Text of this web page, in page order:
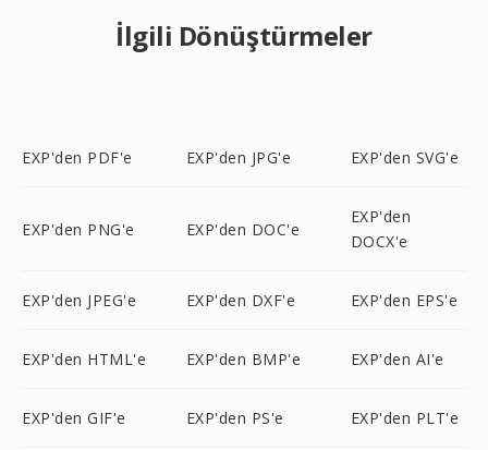
İlgili Dönüştürmeler
EXP'den PDF'e EXP'den JPG'e EXP'den SVG'e
EXP'den PNG'e EXP'den DOC'e
EXP'den
DOCX'e
EXP'den JPEG'e EXP'den DXF'e EXP'den EPS'e
EXP'den HTML'e EXP'den BMP'e EXP'den AI'e
EXP'den GIF'e EXP'den PS'e EXP'den PLT'e